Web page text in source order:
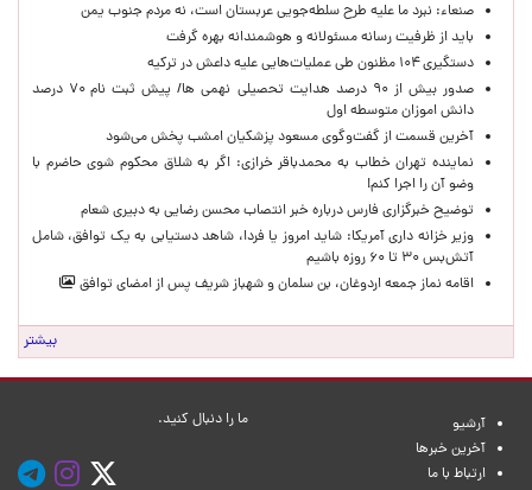
صنعاء: نبرد ما علیه طرح سلطه‌جویی عربستان است، نه مردم جنوب یمن
باید از ظرفیت رسانه مسئولانه و هوشمندانه بهره گرفت
دستگیری ۱۰۴ مظنون طی عملیات‌هایی علیه داعش در ترکیه
صدور بیش از ۹۰ درصد هدایت تحصیلی نهمی ها/ پیش ثبت نام ۷۰ درصد
دانش اموزان متوسطه اول
آخرین قسمت از گفت‌وگوی مسعود پزشکیان امشب پخش می‌شود
نماینده تهران خطاب به محمدباقر خرازی: اگر به شلاق محکوم شوی حاضرم با
وضو آن را اجرا کنم!
توضیح خبرگزاری فارس درباره خبر انتصاب محسن رضایی به دبیری شعام
وزیر خزانه داری آمریکا: شاید امروز یا فردا، شاهد دستیابی به یک توافق، شامل
آتش‌بس ۳۰ تا ۶۰ روزه باشیم
اقامه نماز جمعه اردوغان، بن ‌سلمان و شهباز شریف پس از امضای توافق
بیشتر
آرشیو
آخرین خبرها
ارتباط با ما
ما را دنبال کنید.